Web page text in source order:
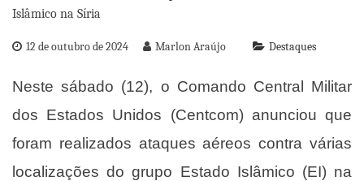
12 de outubro de 2024 Marlon Araújo Destaques
Neste sábado (12), o Comando Central Militar
dos Estados Unidos (Centcom) anunciou que
foram realizados ataques aéreos contra várias
localizações do grupo Estado Islâmico (EI) na